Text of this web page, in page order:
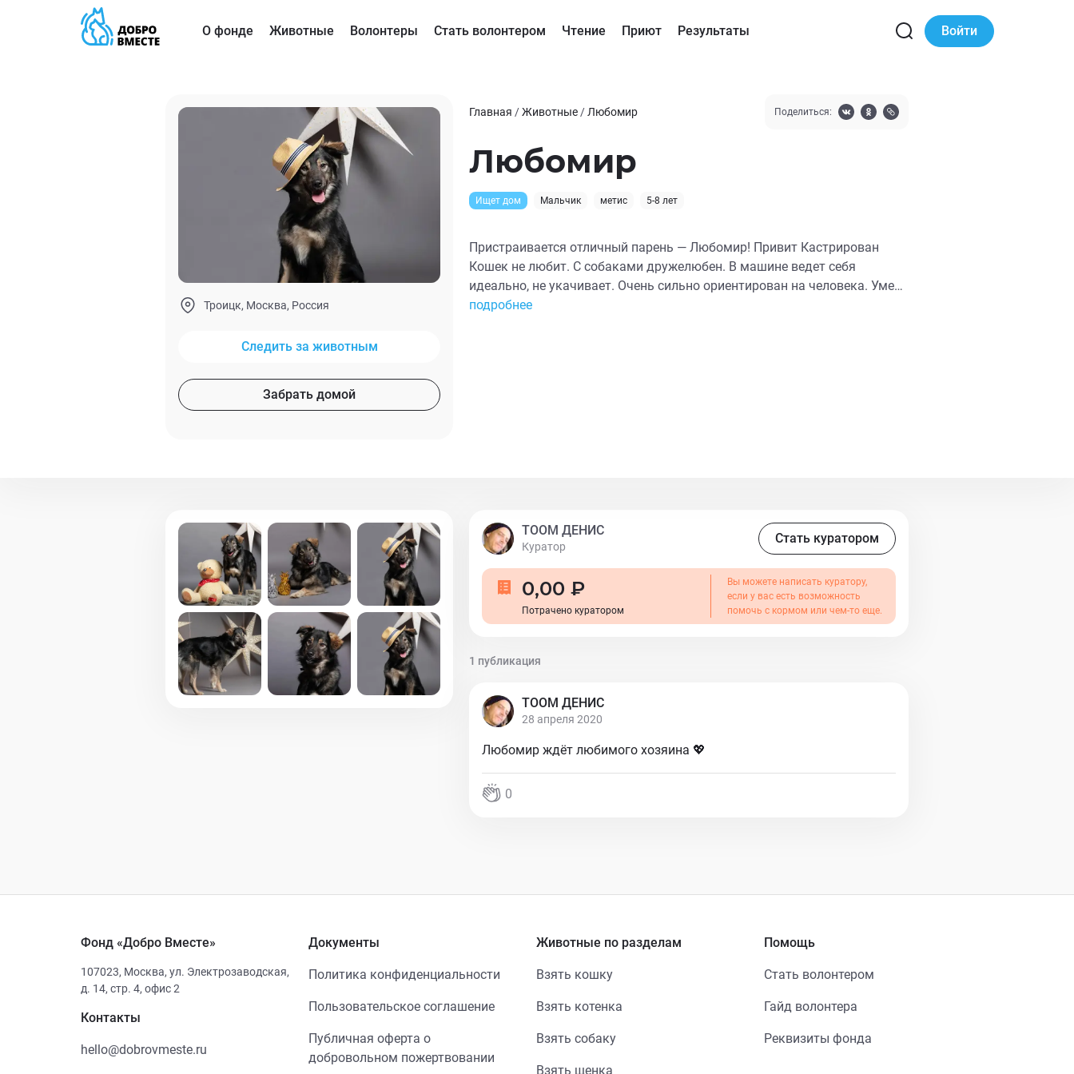
О фонде Животные Волонтеры Стать волонтером Чтение Приют Результаты Войти
Троицк, Москва, Россия
Следить за животным
Забрать домой
Главная /Животные / Любомир Поделиться:
Любомир
Ищет дом Мальчик метис 5-8 лет
Пристраивается отличный парень — Любомир! Привит Кастрирован
Кошек не любит. С собаками дружелюбен. В машине ведет себя
идеально, не укачивает. Очень сильно ориентирован на человека. Умен,
любопытен. Имеет классную энергетику и харизму. Очень активный.
подробнее
ТООМ ДЕНИС
Куратор
Стать куратором
0,00 ₽
Потрачено куратором
Вы можете написать куратору,
если у вас есть возможность
помочь с кормом или чем-то еще.
1 публикация
ТООМ ДЕНИС
28 апреля 2020
Любомир ждёт любимого хозяина 💖
0
Фонд «Добро Вместе»
107023, Москва, ул. Электрозаводская,
д. 14, стр. 4, офис 2
Контакты
hello@dobrovmeste.ru
Документы
Политика конфиденциальности
Пользовательское соглашение
Публичная оферта о
добровольном пожертвовании
Животные по разделам
Взять кошку
Взять котенка
Взять собаку
Взять щенка
Помощь
Стать волонтером
Гайд волонтера
Реквизиты фонда